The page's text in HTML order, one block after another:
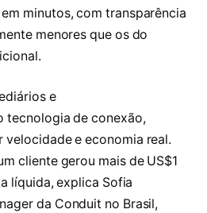
minutos, com transparência
menores que os do
e
tecnologia de conexão,
velocidade e economia real.
cliente gerou mais de US$1
líquida, explica Sofia
da Conduit no Brasil,